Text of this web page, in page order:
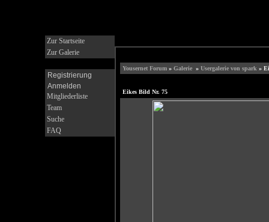
Zur Startseite
Zur Galerie
Registrierung
Anmelden
Mitgliederliste
Team
Suche
FAQ
Yousernet Forum» Galerie» Usergalerie von spark »
Eikes Bild Nr. 75